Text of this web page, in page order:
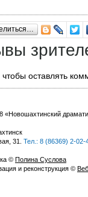
чтобы оставлять
«Новошахтинский
31. Тел.: 8 (86369) 2-02-
© Полина Суслова
и реконструкция ©